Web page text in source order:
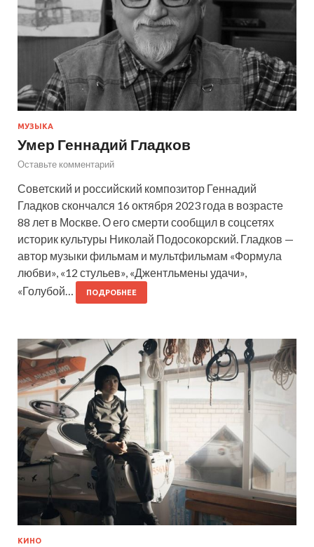
МУЗЫКА
Умер Геннадий Гладков
Оставьте комментарий
Советский и российский композитор Геннадий
Гладков скончался 16 октября 2023 года в возрасте
88 лет в Москве. О его смерти сообщил в соцсетях
историк культуры Николай Подосокорский. Гладков —
автор музыки фильмам и мультфильмам «Формула
любви», «12 стульев», «Джентльмены удачи»,
«Голубой…
ПОДРОБНЕЕ
КИНО